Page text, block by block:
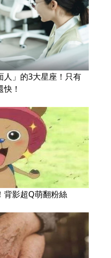
人」的3大星座！只有
！
背影超Q萌翻粉絲